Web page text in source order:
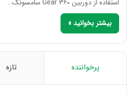
استفاده از دوربین Gear 360 سامسونگ…
بیشتر بخوانید »
پرخواننده تازه